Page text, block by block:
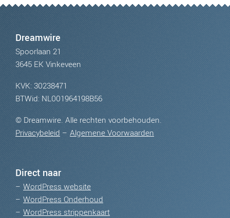
Dreamwire
Spoorlaan 21
3645 EK Vinkeveen
KVK: 30238471
BTWid: NL001964198B56
©Dreamwire. Alle rechten voorbehouden.
Privacybeleid–Algemene Voorwaarden
Direct naar
–WordPress website
–WordPress Onderhoud
–WordPress strippenkaart